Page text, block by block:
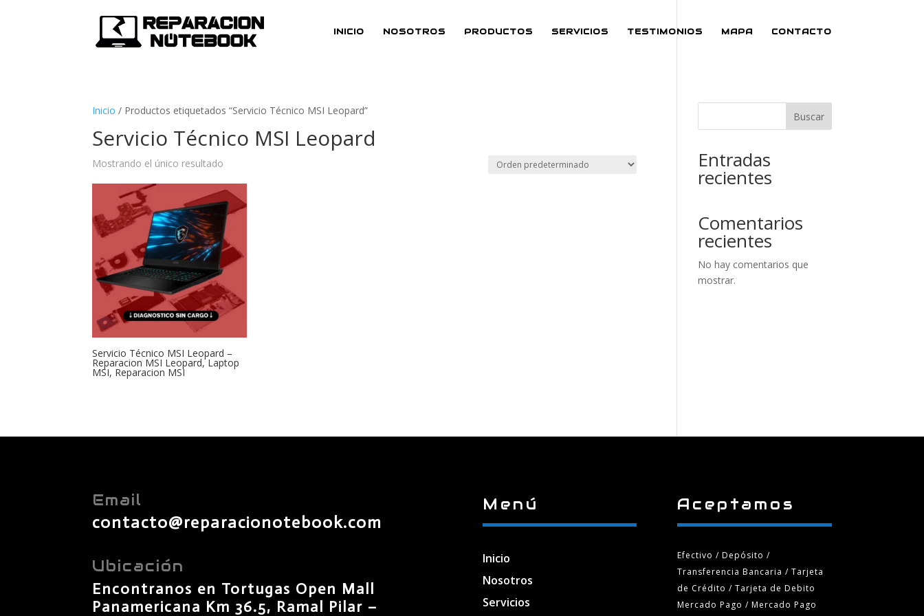
INICIO NOSOTROS PRODUCTOS SERVICIOS TESTIMONIOS MAPA CONTACTO
Inicio / Productos etiquetados “Servicio Técnico MSI Leopard”
Servicio Técnico MSI Leopard
Mostrando el único resultado
Servicio Técnico MSI Leopard –
Reparacion MSI Leopard, Laptop
MSI, Reparacion MSI
Buscar
Entradas
recientes
Comentarios
recientes
No hay comentarios que
mostrar.
Email
contacto@reparacionotebook.com
Ubicación
Encontranos en Tortugas Open Mall
Panamericana Km 36.5, Ramal Pilar –
Menú
Inicio
Nosotros
Servicios
Aceptamos
Efectivo / Depósito /
Transferencia Bancaria/ Tarjeta
de Crédito / Tarjeta de Debito
Mercado Pago / Mercado Pago